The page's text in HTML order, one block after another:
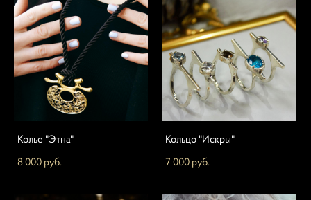
Колье "Этна"
8 000 pуб.
Кольцо "Искры"
7 000 pуб.